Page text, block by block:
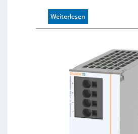
a
n
e
r
k
e
n
n
Weiterlesen
A
m
a
s